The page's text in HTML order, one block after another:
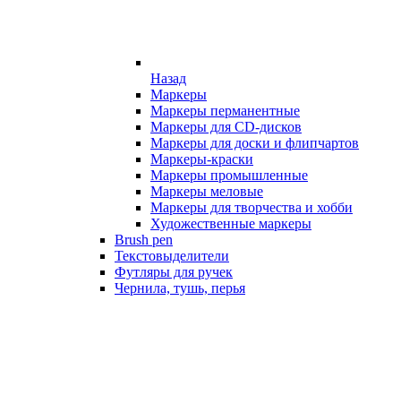
Назад
Маркеры
Маркеры перманентные
Маркеры для CD-дисков
Маркеры для доски и флипчартов
Маркеры-краски
Маркеры промышленные
Маркеры меловые
Маркеры для творчества и хобби
Художественные маркеры
Brush pen
Текстовыделители
Футляры для ручек
Чернила, тушь, перья